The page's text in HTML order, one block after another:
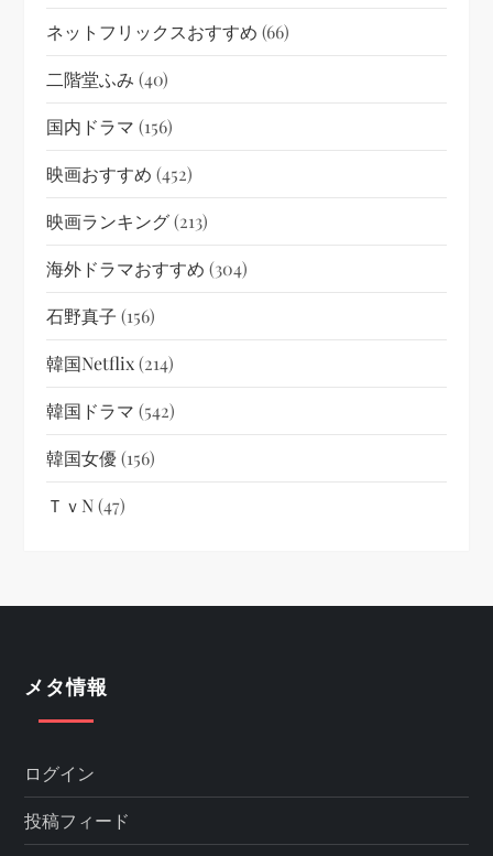
ネットフリックスおすすめ (66)
二階堂ふみ (40)
国内ドラマ (156)
映画おすすめ (452)
映画ランキング(213)
海外ドラマおすすめ (304)
石野真子 (156)
韓国netflix(214)
韓国ドラマ (542)
韓国女優(156)
ＴｖN(47)
メタ情報
ログイン
投稿フィード